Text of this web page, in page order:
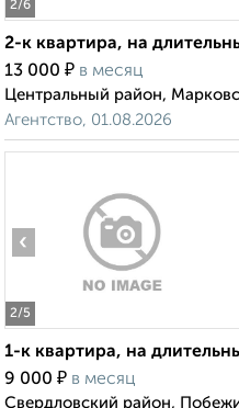
2/6
2-к квартира, на
13 000 ₽ в месяц
Центральный район,
Агентство, 01.08.2026
2/5
‹
1-к квартира, на
9 000 ₽ в месяц
Свердловский район,